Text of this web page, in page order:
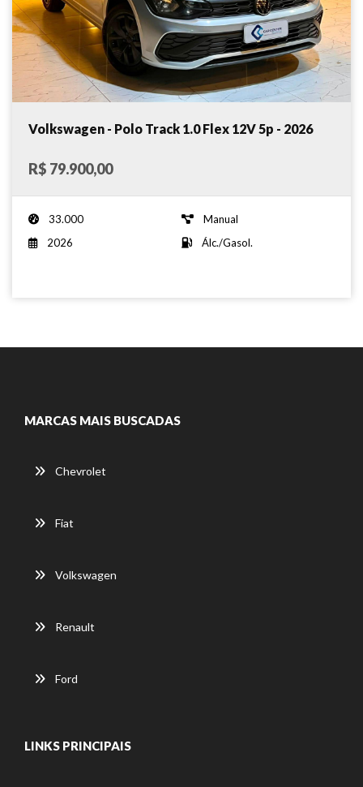
Volkswagen - Polo Track 1.0 Flex 12V 5p - 2026
R$ 79.900,00
33.000
Manual
2026
Álc./Gasol.
MARCAS MAIS BUSCADAS
Chevrolet
Fiat
Volkswagen
Renault
Ford
LINKS PRINCIPAIS